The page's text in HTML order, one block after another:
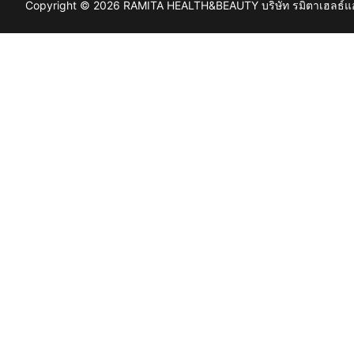
Copyright © 2026 RAMITA HEALTH&BEAUTY บริษัท รมิตาเฮลธ์